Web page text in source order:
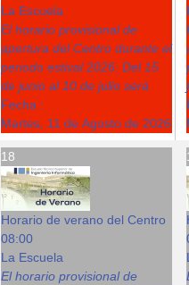
La Escuela
El horario provisional de
apertura del Centro durante el
periodo estival 2026: Del 15
de junio al 10 de julio será
Fecha :
Martes, 11 de Agosto de 2026
18
Horario de verano del Centro
08:00
La Escuela
El horario provisional de